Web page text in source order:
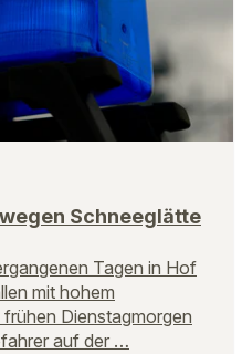
Schneeglätte
Tagen in Hof
mit hohem
Dienstagmorgen
auf der …